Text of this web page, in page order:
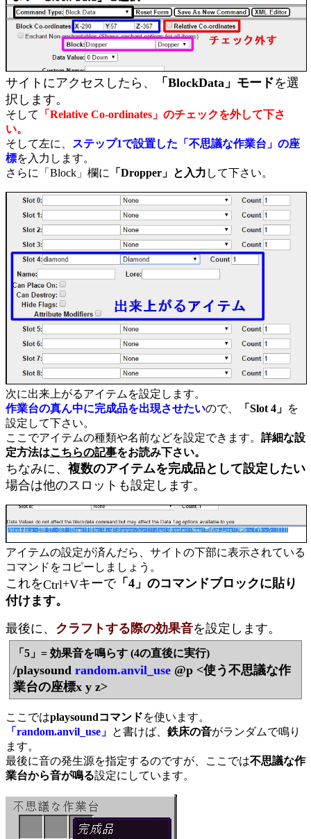
サイトにアクセスしたら、 「BlockData」モードを選
択します。
そして
「Relative Co-ordinates」のチェックを外して下さ
い。
そして左に、
ステップ1で設置した「不思議な作業台」の座
標を入力します。
さらに「Block」欄に
「Dropper」と入力 して下さい。
次に出来上がるアイテムを設定します。
作業台の真ん中に完成品を出現させたいので、 「Slot 4」 を
設定して下さい。
ここでアイテムの種類や名前などを設定できます。 詳細な設
定方法はこちらの記事をお読み下さい。
ちなみに、 複数のアイテムを完成品として設定したい
場合は他のスロットも設定します。
アイテムの設定が済んだら、サイトの下部に表示されている
コマンドをコピーしましょう。
これをCtrl+Vキーで「4」のコマンドブロックに貼り
付けます。
最後に、 クラフトする際の効果音を設定します。
「5」= 効果音を鳴らす (4の直後に実行)
/playsound random.anvil_use @p <使う不思議な作
業台の座標x y z>
ここではplaysoundコマンドを使います。
「random.anvil_use」 と書けば、 鉄床の音がランダムで鳴り
ます。
最後に音の発生源を指定するのですが、ここでは不思議な作
業台から音が鳴る設定にしています。